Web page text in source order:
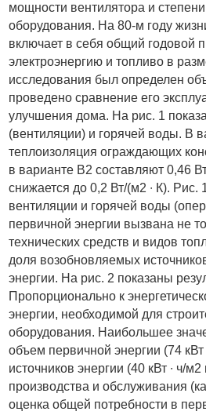
мощности вентилятора и
оборудования. На 80-м году
включает в себя общий годовой
электроэнергию и топливо в
исследования был определен
проведено сравнение его
улучшения дома. На рис. 1
(вентиляции) и горячей воды. В
теплоизоляция ограждающих
в варианте В2 составляют 0,46
снижается до 0,2 Вт/(м2 ∙ К).
вентиляции и горячей воды
первичной энергии вызвана не
технических средств и видов
доля возобновляемых
энергии. На рис. 2 показаны
Пропорционально к
энергии, необходимой для
оборудования. Наибольшее
объем первичной энергии (74
источников энергии (40 кВт ∙ ч/
производства и обслуживания
оценка общей потребности в